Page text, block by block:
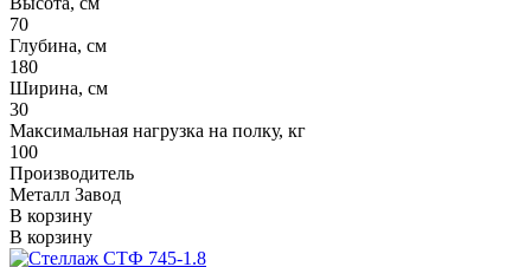
70
Глубина, см
180
Ширина, см
30
Максимальная нагрузка на полку, кг
100
Производитель
Металл Завод
В корзину
В корзину